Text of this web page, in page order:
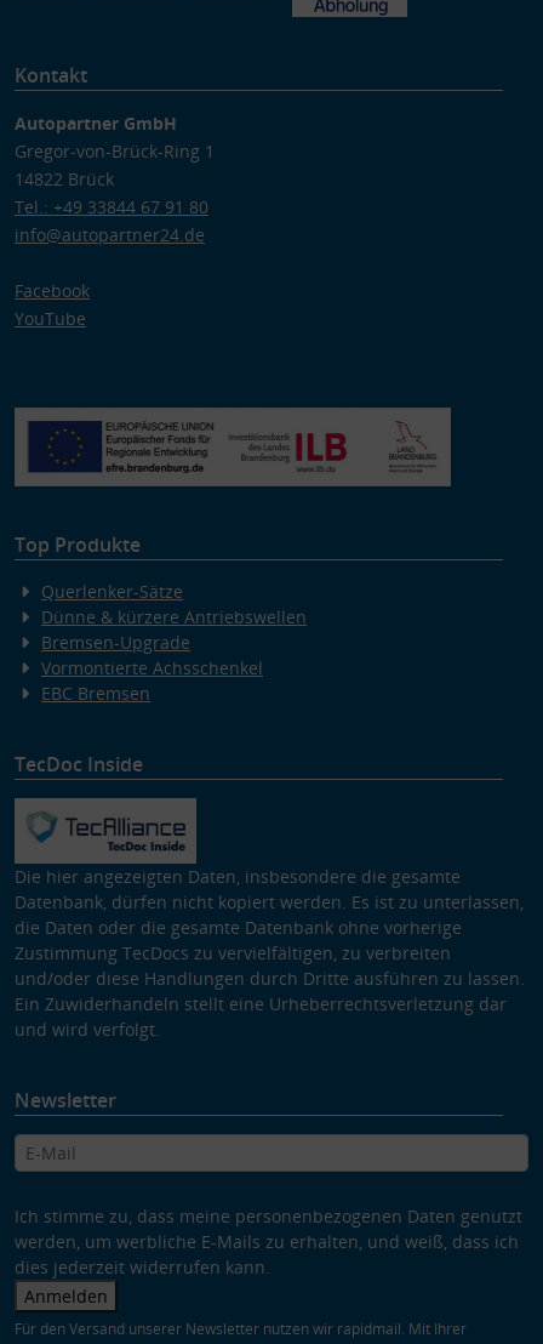
Kontakt
Autopartner GmbH
Gregor-von-Brück-Ring 1
14822 Brück
Tel.: +49 33844 67 91 80
info@autopartner24.de
Facebook
YouTube
Top Produkte
Querlenker-Sätze
Dünne & kürzere Antriebswellen
Bremsen-Upgrade
Vormontierte Achsschenkel
EBC Bremsen
TecDoc Inside
Die hier angezeigten Daten, insbesondere die gesamte
Datenbank, dürfen nicht kopiert werden. Es ist zu unterlassen,
die Daten oder die gesamte Datenbank ohne vorherige
Zustimmung TecDocs zu vervielfältigen, zu verbreiten
und/oder diese Handlungen durch Dritte ausführen zu lassen.
Ein Zuwiderhandeln stellt eine Urheberrechtsverletzung dar
und wird verfolgt.
Newsletter
Ich stimme zu, dass meine personenbezogenen Daten genutzt
werden, um werbliche E-Mails zu erhalten, und weiß, dass ich
dies jederzeit widerrufen kann.
Anmelden
Für den Versand unserer Newsletter nutzen wir rapidmail. Mit Ihrer